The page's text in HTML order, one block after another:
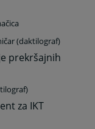
(daktilograf)
prekršajnih
za IKT